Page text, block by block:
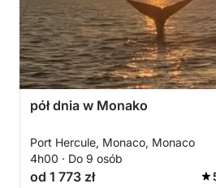
pół dnia w Monako
Port Hercule, Monaco, Monaco
4h00 · Do 9 osób
od 1 773 zł